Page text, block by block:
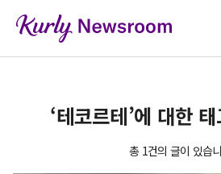
‘테코르테’에 대한
총 1건의 글이 있습